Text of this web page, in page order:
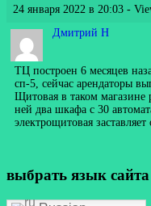
24 января 2022 в 20:03 -
Дмитрий Н
ТЦ построен 6 месяцев
сп-5, сейчас арендаторы
Щитовая в таком магазине
ней два шкафа с 30
электрощитовая
выбрать язык сайта